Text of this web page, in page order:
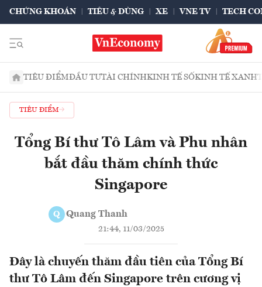
CHỨNG KHOÁN TIÊU & DÙNG XE VNE TV TECH
TIÊU ĐIỂMĐẦU TƯTÀI CHÍNHKINH TẾ SỐKINH TẾ XANH
TIÊU ĐIỂM
Tổng Bí thư Tô Lâm và Phu nhân
bắt đầu thăm chính thức
Singapore
Q Quang Thanh
21:44, 11/03/2025
Đây là chuyến thăm đầu tiên của Tổng Bí
thư Tô Lâm đến Singapore trên cương vị